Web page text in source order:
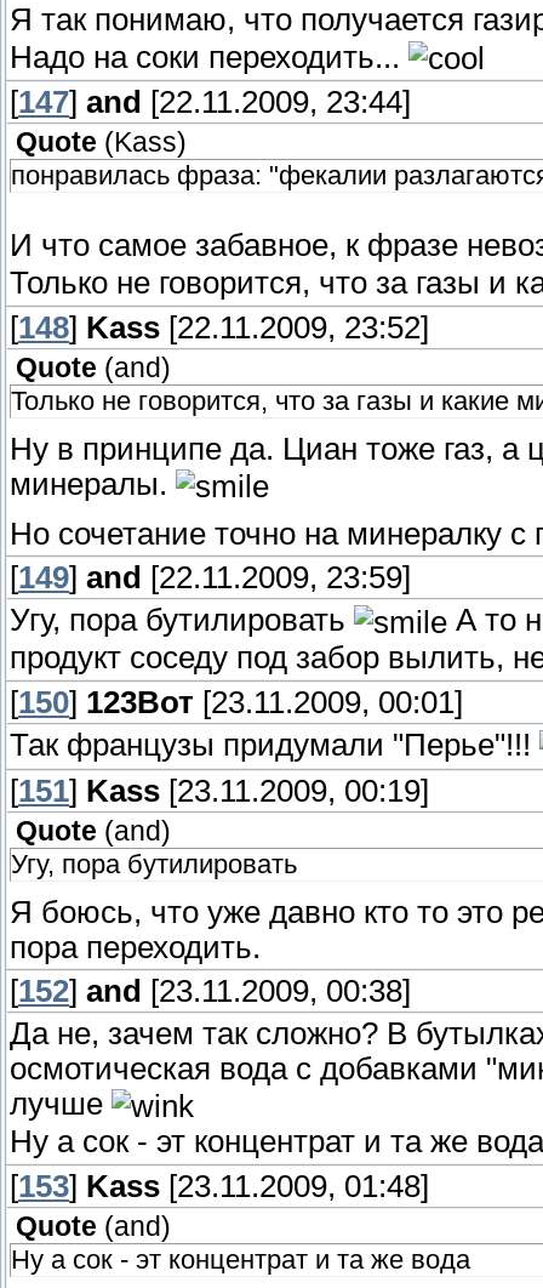
Я так понимаю, что получается
Надо на соки переходить...
[147] and [22.11.2009, 23:44]
Quote ( Kass)
понравилась фраза: "фекалии
И что самое забавное, к фразе
Только не говорится, что за газы и
[148] Kass [22.11.2009, 23:52]
Quote (and)
Только не говорится, что за газы и какие
Ну в принципе да. Циан тоже газ, а
минералы.
Но сочетание точно на минералку с
[149] and [22.11.2009, 23:59]
Угу, пора бутилировать
А то
продукт соседу под забор вылить,
[150] 123Вот [23.11.2009, 00:01]
Так французы придумали "Перье"!!!
[151] Kass [23.11.2009, 00:19]
Quote (and)
Угу, пора бутилировать
Я боюсь, что уже давно кто то это
пора переходить.
[152] and [23.11.2009, 00:38]
Да не, зачем так сложно? В
осмотическая вода с добавками
лучше
Ну а сок - эт концентрат и та же
[153] Kass [23.11.2009, 01:48]
Quote (and)
Ну а сок - эт концентрат и та же вода